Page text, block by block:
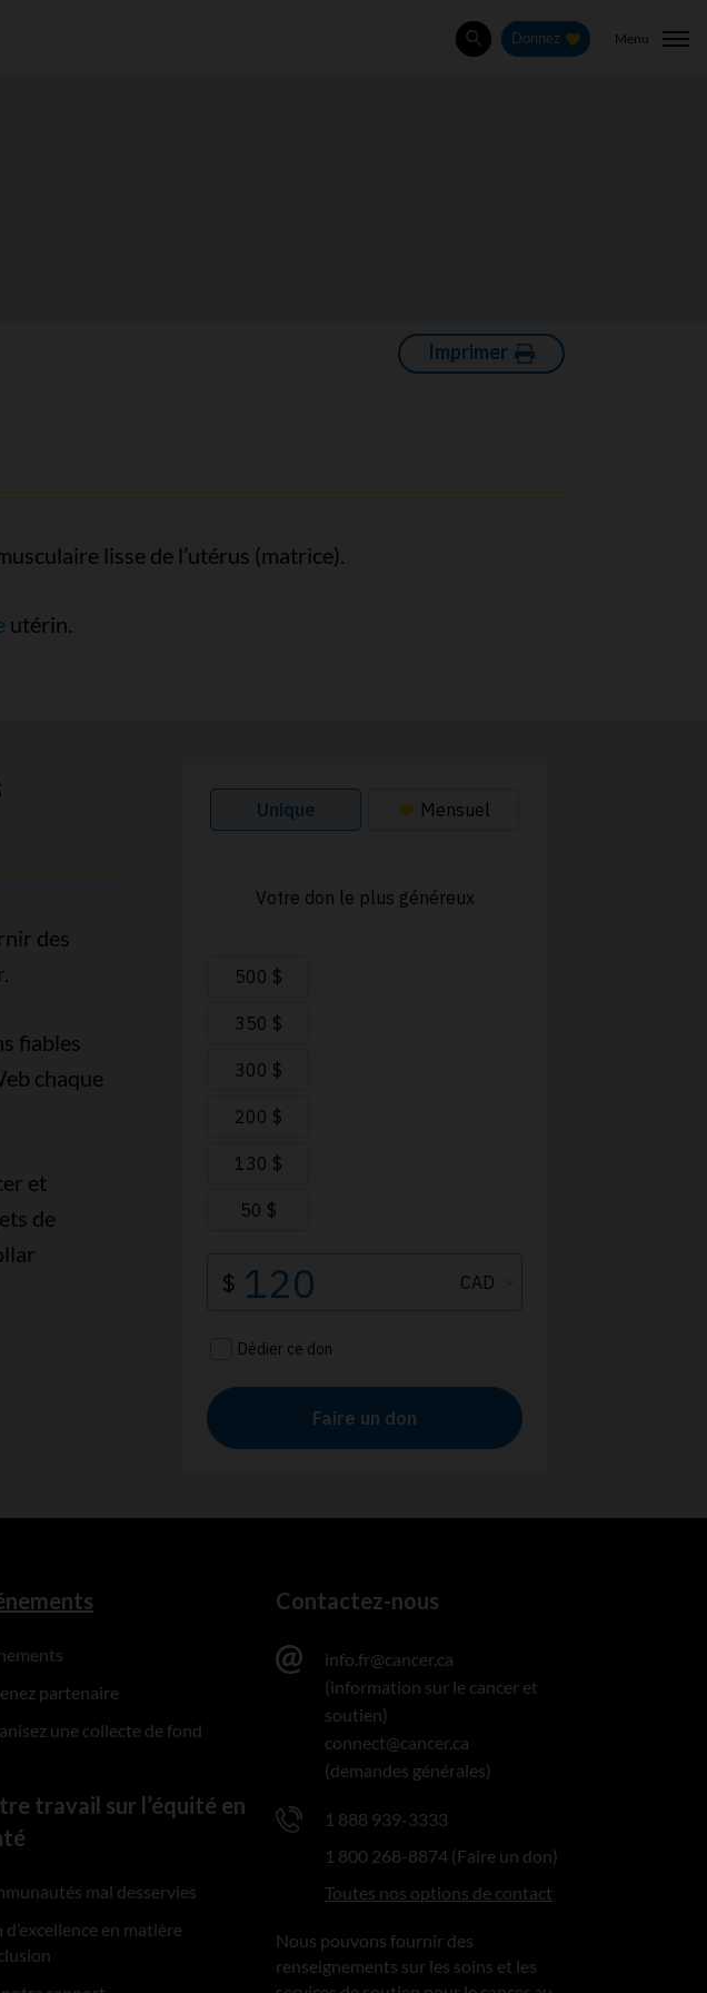
Rechercher
Donnez Menu
Imprimer
lisse de l’utérus (matrice).
utérin.
des
fiables
chaque
et
de
partenaire
une collecte de fond
travail sur l’équité en
mal desservies
d’excellence en matière
Contactez-nous
info.fr@cancer.ca
(information sur le cancer et
soutien)
connect@cancer.ca
(demandes générales)
1 888 939-3333
1 800 268-8874 (Faire un don)
Toutes nos options de contact
Nous pouvons fournir des
renseignements sur les soins et les